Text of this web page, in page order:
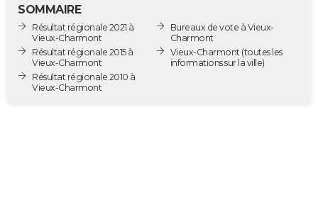
Destinations
City break
Voyage nature
Voyage de noces
Forum
Climat
GUIDES D'ACHAT
BONS PLANS
SOMMAIRE
Résultat régionale 2021 à
Vieux-Charmont
Résultat régionale 2015 à
Vieux-Charmont
Résultat régionale 2010 à
Vieux-Charmont
Bureaux de vote à Vieux-
Charmont
Vieux-Charmont (toutes les
informations sur la ville)